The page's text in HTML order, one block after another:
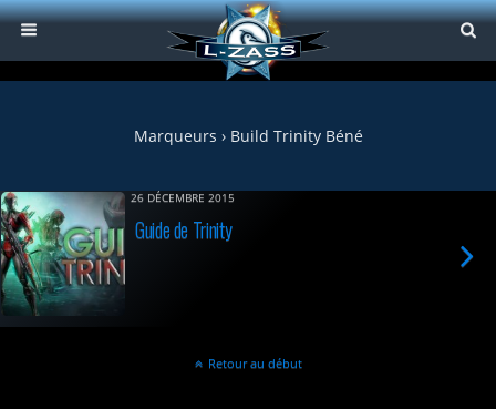
Marqueurs › Build Trinity Béné
26 DÉCEMBRE 2015
Guide de Trinity
Retour au début